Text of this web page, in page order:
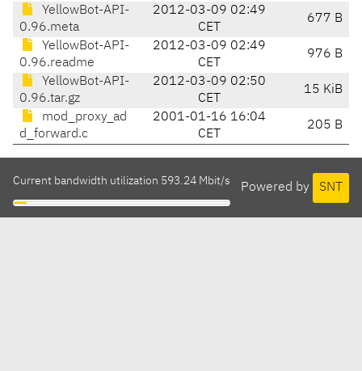
YellowBot-API-
0.96.meta
2012-03-09 02:49
CET
677 B
YellowBot-API-
0.96.readme
2012-03-09 02:49
CET
976 B
YellowBot-API-
0.96.tar.gz
2012-03-09 02:50
CET
15 KiB
mod_proxy_ad
d_forward.c
2001-01-16 16:04
CET
205 B
Powered by SNT
Current bandwidth utilization 593.24 Mbit/s